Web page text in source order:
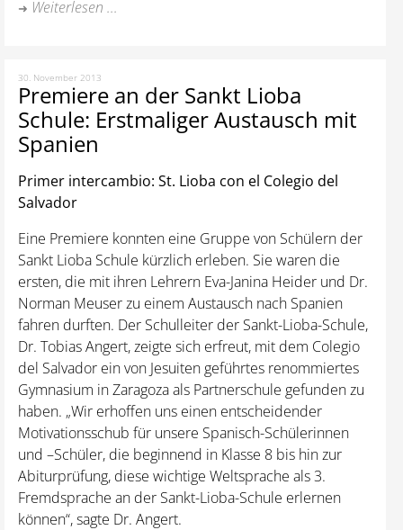
Weiterlesen ...
30. November 2013
Premiere an der Sankt Lioba
Schule: Erstmaliger Austausch mit
Spanien
Primer intercambio: St. Lioba con el Colegio del
Salvador
Eine Premiere konnten eine Gruppe von Schülern der
Sankt Lioba Schule kürzlich erleben. Sie waren die
ersten, die mit ihren Lehrern Eva-Janina Heider und Dr.
Norman Meuser zu einem Austausch nach Spanien
fahren durften. Der Schulleiter der Sankt-Lioba-Schule,
Dr. Tobias Angert, zeigte sich erfreut, mit dem Colegio
del Salvador ein von Jesuiten geführtes renommiertes
Gymnasium in Zaragoza als Partnerschule gefunden zu
haben. „Wir erhoffen uns einen entscheidender
Motivationsschub für unsere Spanisch-Schülerinnen
und –Schüler, die beginnend in Klasse 8 bis hin zur
Abiturprüfung, diese wichtige Weltsprache als 3.
Fremdsprache an der Sankt-Lioba-Schule erlernen
können“, sagte Dr. Angert.